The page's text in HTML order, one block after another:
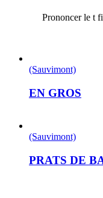
Prononcer le t
(Sauvimont)
EN GROS
(Sauvimont)
PRATS DE